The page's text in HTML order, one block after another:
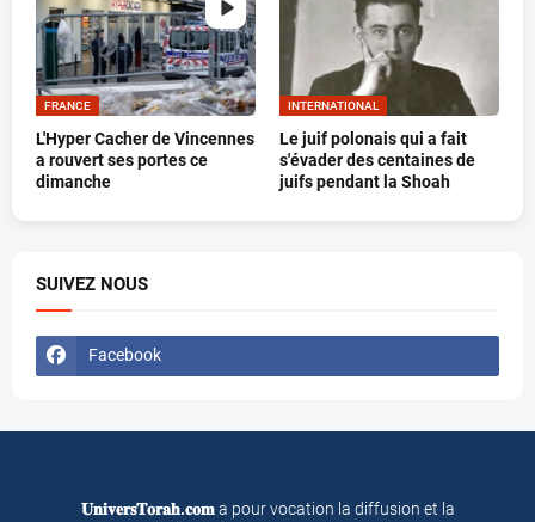
FRANCE
L'Hyper Cacher de Vincennes
a rouvert ses portes ce
dimanche
INTERNATIONAL
Le juif polonais qui a fait
s'évader des centaines de
juifs pendant la Shoah
SUIVEZ NOUS
Facebook
𝐔𝐧𝐢𝐯𝐞𝐫𝐬𝐓𝐨𝐫𝐚𝐡.𝐜𝐨𝐦a pour vocation la diffusion et la